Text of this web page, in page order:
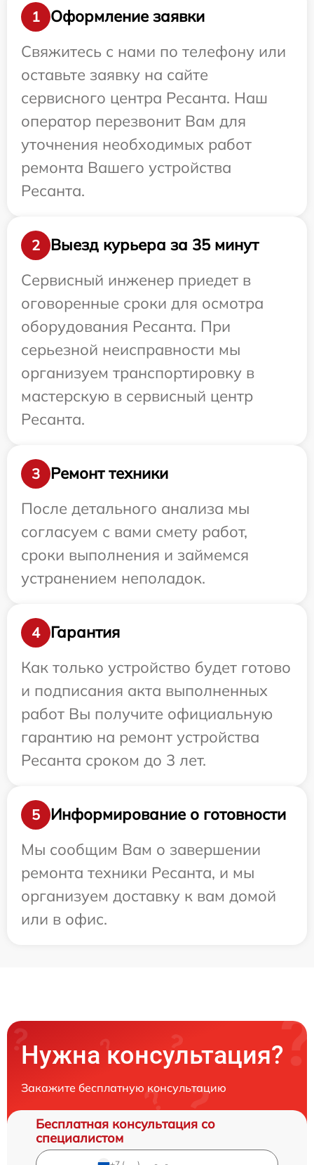
1
Оформление заявки
Свяжитесь с нами по телефону или
оставьте заявку на сайте
сервисного центра Ресанта. Наш
оператор перезвонит Вам для
уточнения необходимых работ
ремонта Вашего устройства
Ресанта.
2
Выезд курьера за 35 минут
Сервисный инженер приедет в
оговоренные сроки для осмотра
оборудования Ресанта. При
серьезной неисправности мы
организуем транспортировку в
мастерскую в сервисный центр
Ресанта.
3
Ремонт техники
После детального анализа мы
согласуем с вами смету работ,
сроки выполнения и займемся
устранением неполадок.
4
Гарантия
Как только устройство будет готово
и подписания акта выполненных
работ Вы получите официальную
гарантию на ремонт устройства
Ресанта сроком до 3 лет.
5
Информирование о готовности
Мы сообщим Вам о завершении
ремонта техники Ресанта, и мы
организуем доставку к вам домой
или в офис.
Нужна консультация?
Закажите бесплатную консультацию
Бесплатная консультация со
специалистом